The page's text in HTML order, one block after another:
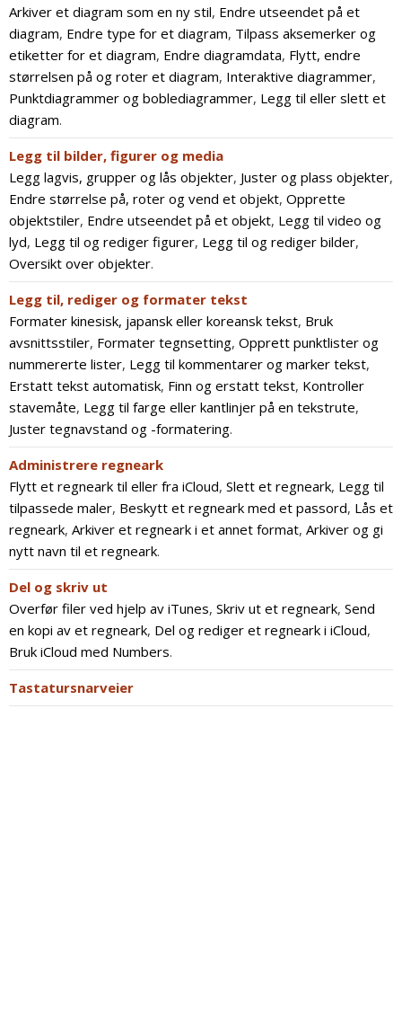
Arkiver et diagram som en ny stil, Endre utseendet på et
diagram, Endre type for et diagram, Tilpass aksemerker og
etiketter for et diagram, Endre diagramdata, Flytt, endre
størrelsen på og roter et diagram, Interaktive diagrammer,
Punktdiagrammer og boblediagrammer, Legg til eller slett et
diagram.
Legg til bilder, figurer og media
Legg lagvis, grupper og lås objekter, Juster og plass objekter,
Endre størrelse på, roter og vend et objekt, Opprette
objektstiler, Endre utseendet på et objekt, Legg til video og
lyd, Legg til og rediger figurer, Legg til og rediger bilder,
Oversikt over objekter.
Legg til, rediger og formater tekst
Formater kinesisk, japansk eller koreansk tekst, Bruk
avsnittsstiler, Formater tegnsetting, Opprett punktlister og
nummererte lister, Legg til kommentarer og marker tekst,
Erstatt tekst automatisk, Finn og erstatt tekst, Kontroller
stavemåte, Legg til farge eller kantlinjer på en tekstrute,
Juster tegnavstand og -formatering.
Administrere regneark
Flytt et regneark til eller fra iCloud, Slett et regneark, Legg til
tilpassede maler, Beskytt et regneark med et passord, Lås et
regneark, Arkiver et regneark i et annet format, Arkiver og gi
nytt navn til et regneark.
Del og skriv ut
Overfør filer ved hjelp av iTunes, Skriv ut et regneark, Send
en kopi av et regneark, Del og rediger et regneark i iCloud,
Bruk iCloud med Numbers.
Tastatursnarveier